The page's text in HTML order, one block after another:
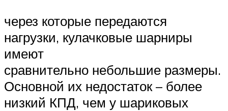
через которые передаются
нагрузки, кулачковые шарниры
имеют
сравнительно небольшие размеры.
Основной их недостаток – более
низкий КПД, чем у шариковых